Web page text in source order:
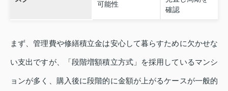
可能性
確認
まず、管理費や修繕積立金は安心して暮らすために欠かせな
い支出ですが、「段階増額積立方式」を採用しているマンシ
ョンが多く、購入後に段階的に金額が上がるケースが一般的